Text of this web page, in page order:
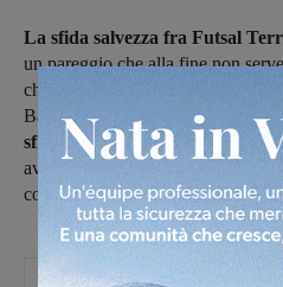
La sfida salvezza fra Futsal
un pareggio che alla fine non
che restano separate da un
Badii, Biagianti, Matrone, Chisci
sfruttare a proprio favore il
avversaria e la salvezza senza
conquistare.